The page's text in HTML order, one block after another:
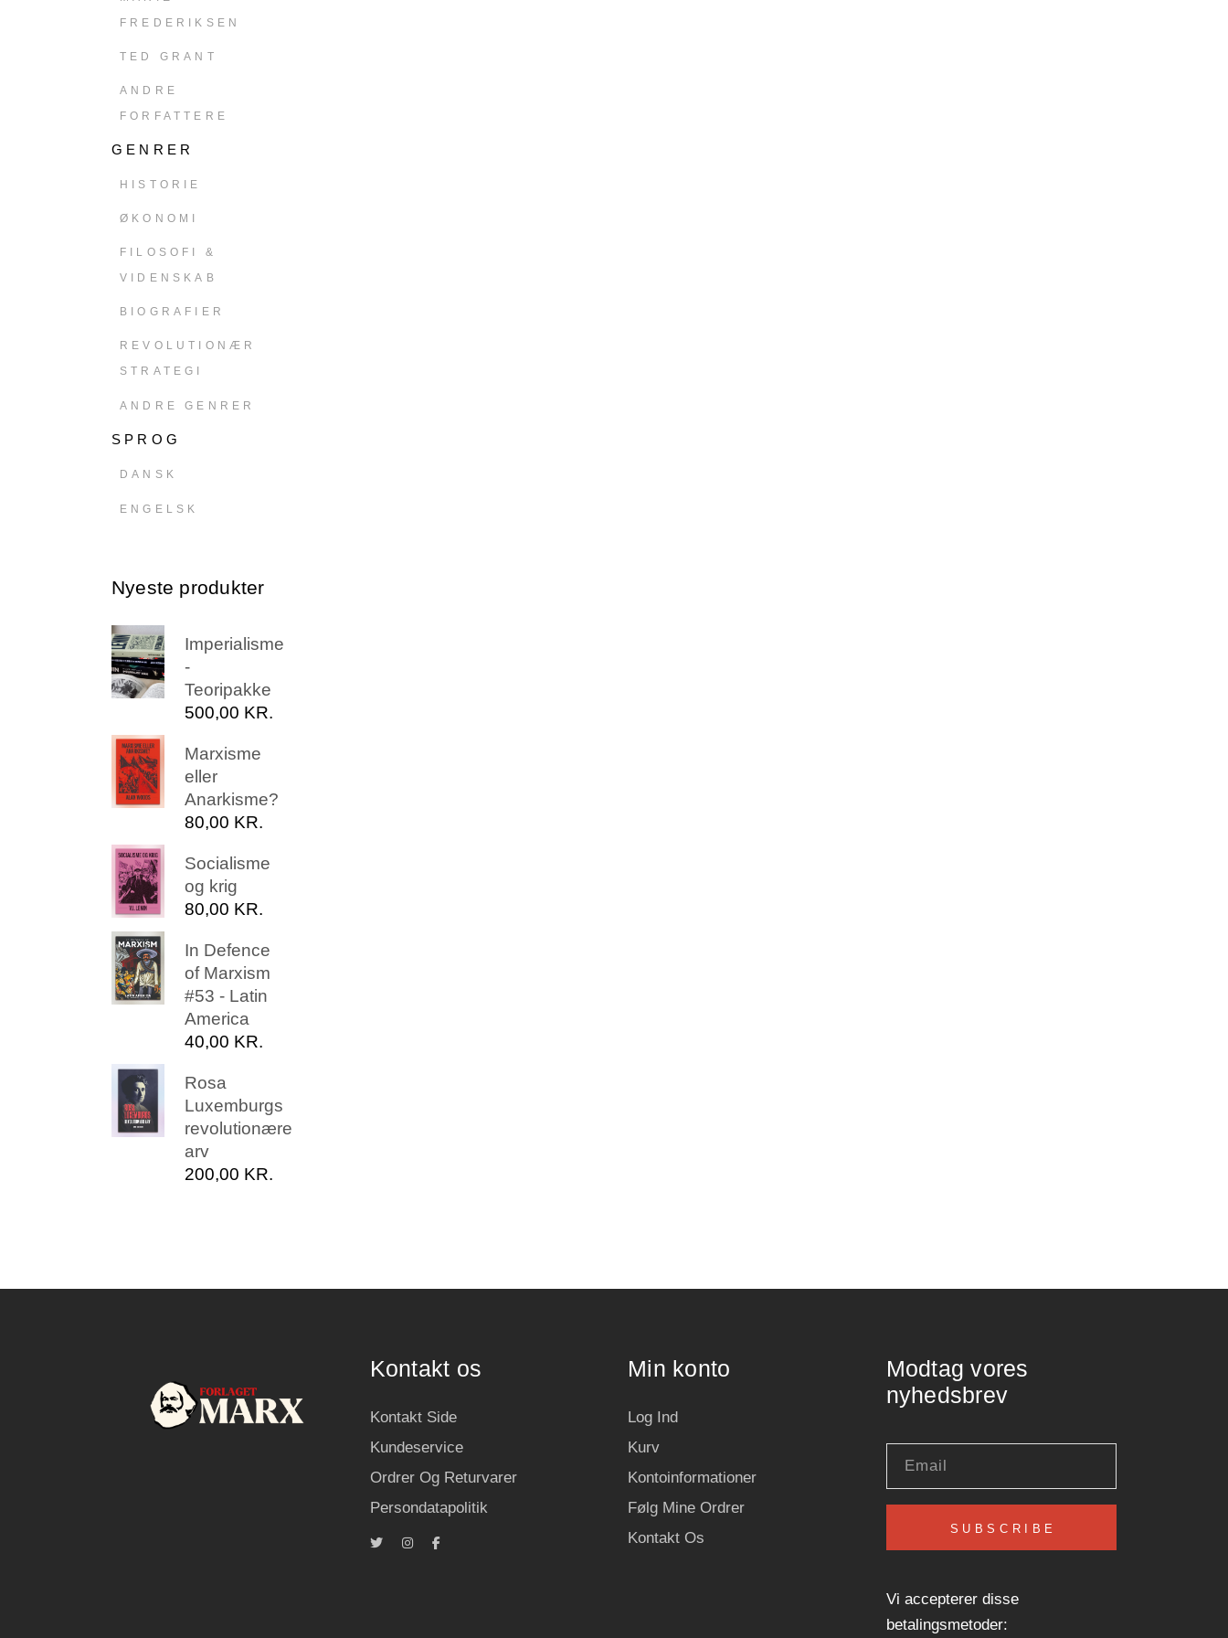
FREDERIKSEN
TED GRANT
ANDRE
FORFATTERE
GENRER
HISTORIE
ØKONOMI
FILOSOFI &
VIDENSKAB
BIOGRAFIER
REVOLUTIONÆR
STRATEGI
ANDRE GENRER
SPROG
DANSK
ENGELSK
Nyeste produkter
Imperialisme
-
Teoripakke
500,00 KR.
Marxisme
eller
Anarkisme?
80,00 KR.
Socialisme
og krig
80,00 KR.
In Defence
of Marxism
#53 - Latin
America
40,00 KR.
Rosa
Luxemburgs
revolutionære
arv
200,00 KR.
Kontakt os
Kontakt Side
Kundeservice
Ordrer Og Returvarer
Persondatapolitik
Min konto
Log Ind
Kurv
Kontoinformationer
Følg Mine Ordrer
Kontakt Os
Modtag vores
nyhedsbrev
SUBSCRIBE
Vi accepterer disse
betalingsmetoder: